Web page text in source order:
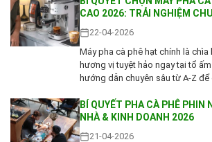
CAO 2026: TRẢI NGHIỆM
22-04-2026
Máy pha cà phê hạt chính là
hương vị tuyệt hảo ngay tại tổ
hướng dẫn chuyên sâu từ A-Z
một buổi thưởng thức cà phê
BÍ QUYẾT PHA CÀ PHÊ PHIN
NHÀ & KINH DOANH 2026
21-04-2026